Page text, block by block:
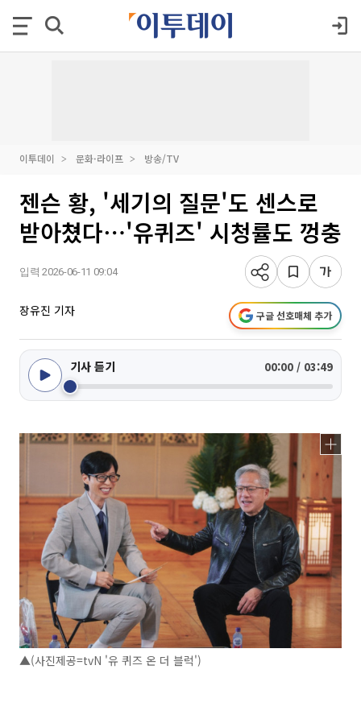
이투데이 문화·라이프 방송/TV
젠슨 황, '세기의 질문'도 센스로
받아쳤다⋯'유퀴즈' 시청률도 껑충
입력 2026-06-11 09:04
장유진 기자 구글 선호매체 추가
기사 듣기 00:00 / 03:49
▲(사진제공=tvN '유 퀴즈 온 더 블럭')